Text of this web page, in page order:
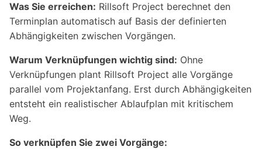
Was Sie erreichen: Rillsoft Project berechnet den
Terminplan automatisch auf Basis der definierten
Abhängigkeiten zwischen Vorgängen.
Warum Verknüpfungen wichtig sind: Ohne
Verknüpfungen plant Rillsoft Project alle Vorgänge
parallel vom Projektanfang. Erst durch Abhängigkeiten
entsteht ein realistischer Ablaufplan mit kritischem
Weg.
So verknüpfen Sie zwei Vorgänge: